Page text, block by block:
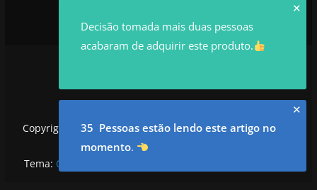
Copyright © 2026utilidadesrowan.com. Todos os direitos
reservados.
Tema: ColorMag
✕
Decisão tomada mais duas pessoas
acabaram de adquirir este produto.
✕
35 Pessoas estão lendo este artigo no
momento.